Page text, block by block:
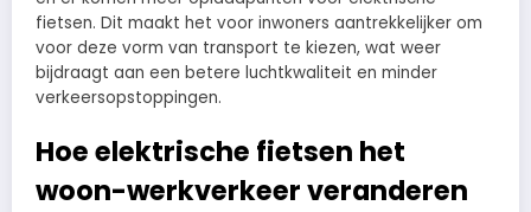
fietsen. Dit maakt het voor inwoners aantrekkelijker om
voor deze vorm van transport te kiezen, wat weer
bijdraagt aan een betere luchtkwaliteit en minder
verkeersopstoppingen.
Hoe elektrische fietsen het
woon-werkverkeer veranderen